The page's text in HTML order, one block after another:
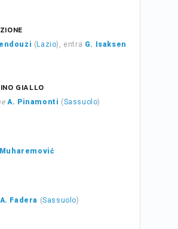
( Lazio), entra G. Isaksen
GIALLO
A. Pinamonti (Sassuolo)
A. Fadera (Sassuolo)